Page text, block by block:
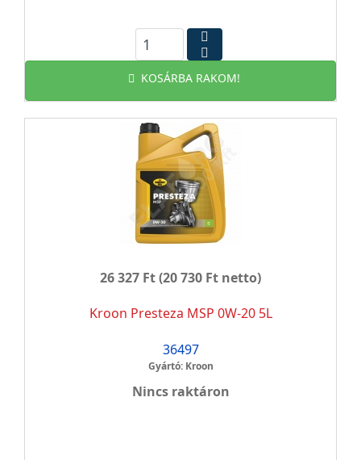
KOSÁRBA RAKOM!
26 327 Ft(20 730 Ft netto)
Kroon Presteza MSP 0W-20 5L
36497
Gyártó: Kroon
Nincs raktáron